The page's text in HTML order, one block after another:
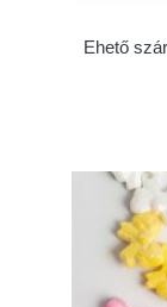
Ehető